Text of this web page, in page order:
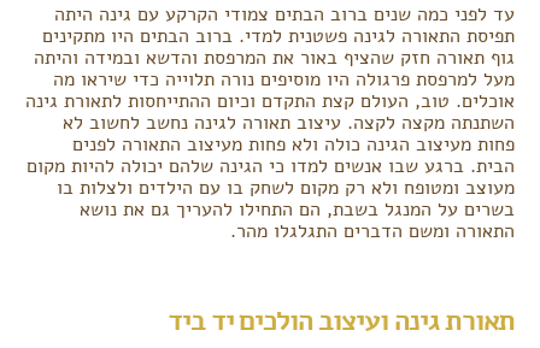
עד לפני כמה שנים ברוב הבתים צמודי הקרקע עם גינה היתה
תפיסת התאורה לגינה פשטנית למדי. ברוב הבתים היו מתקינים
גוף תאורה חזק שהציף באור את המרפסת והדשא ובמידה והיתה
מעל למרפסת פרגולה היו מוסיפים נורה תלוייה כדי שיראו מה
אוכלים. טוב, העולם קצת התקדם וכיום ההתייחסות לתאורת גינה
השתנתה מקצה לקצה. עיצוב תאורה לגינה נחשב לחשוב לא
פחות מעיצוב הגינה כולה ולא פחות מעיצוב התאורה לפנים
הבית. ברגע שבו אנשים למדו כי הגינה שלהם יכולה להיות מקום
מעוצב ומטופח ולא רק מקום לשחק בו עם הילדים ולצלות בו
בשרים על המנגל בשבת, הם התחילו להעריך גם את נושא
התאורה ומשם הדברים התגלגלו מהר.
תאורת גינה ועיצוב הולכים יד ביד